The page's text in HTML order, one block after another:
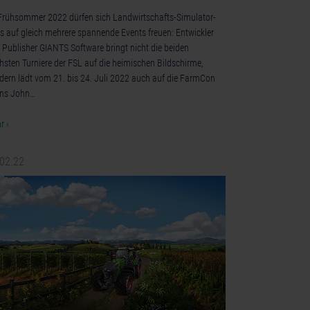
2022 dürfen sich Landwirtschafts-Simulator-
auf gleich mehrere spannende Events freuen: Entwickler
GIANTS Software bringt nicht die beiden
Turniere der FSL auf die heimischen Bildschirme,
lädt vom 21. bis 24. Juli 2022 auch auf die FarmCon
John…
›